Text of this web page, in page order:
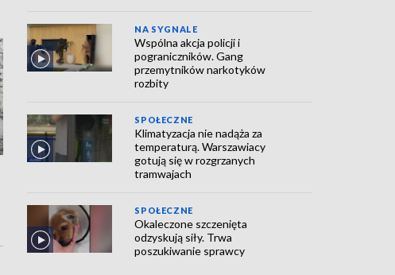
NA SYGNALE
Wspólna akcja policji i
pograniczników. Gang
przemytników narkotyków
rozbity
SPOŁECZNE
Klimatyzacja nie nadąża za
temperaturą. Warszawiacy
gotują się w rozgrzanych
tramwajach
SPOŁECZNE
Okaleczone szczenięta
odzyskują siły. Trwa
poszukiwanie sprawcy